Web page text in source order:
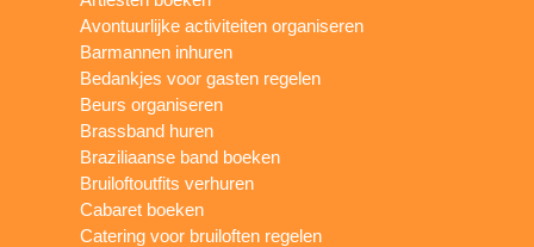
Avontuurlijke activiteiten organiseren
Barmannen inhuren
Bedankjes voor gasten regelen
Beurs organiseren
Brassband huren
Braziliaanse band boeken
Bruiloftoutfits verhuren
Cabaret boeken
Catering voor bruiloften regelen